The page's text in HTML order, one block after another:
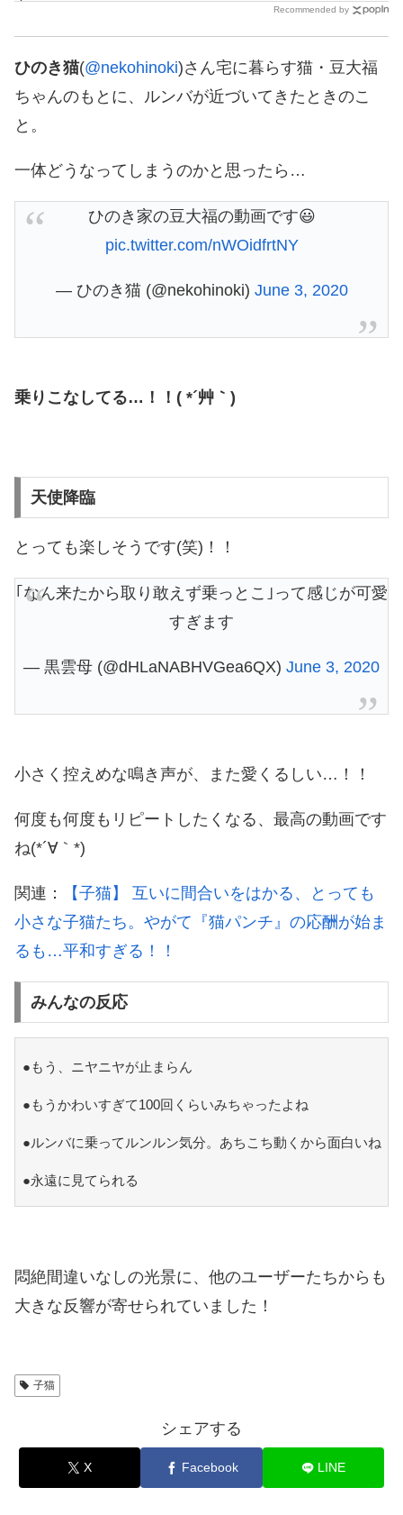
Recommended by
ひのき猫(@nekohinoki)さん宅に暮らす猫・豆大福
ちゃんのもとに、ルンバが近づいてきたときのこ
と。
一体どうなってしまうのかと思ったら…
ひのき家の豆大福の動画です😃
pic.twitter.com/nWOidfrtNY
— ひのき猫 (@nekohinoki) June 3, 2020
乗りこなしてる…！！( *´艸｀)
天使降臨
とっても楽しそうです(笑)！！
｢なん来たから取り敢えず乗っとこ｣って感じが可愛
すぎます
— 黒雲母 (@dHLaNABHVGea6QX) June 3, 2020
小さく控えめな鳴き声が、また愛くるしい…！！
何度も何度もリピートしたくなる、最高の動画です
ね(*´∀｀*)
関連：
【子猫】 互いに間合いをはかる、とっても
小さな子猫たち。やがて『猫パンチ』の応酬が始ま
るも…平和すぎる！！
みんなの反応
●もう、ニヤニヤが止まらん
●もうかわいすぎて100回くらいみちゃったよね
●ルンバに乗ってルンルン気分。あちこち動くから面白いね
●永遠に見てられる
悶絶間違いなしの光景に、他のユーザーたちからも
大きな反響が寄せられていました！
子猫
シェアする
X Facebook LINE